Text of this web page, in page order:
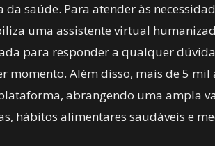
saúde. Para atender às
uma assistente virtual
para responder a qualquer
momento. Além disso, mais de 5 mil
abrangendo uma ampla
hábitos alimentares saudáveis e